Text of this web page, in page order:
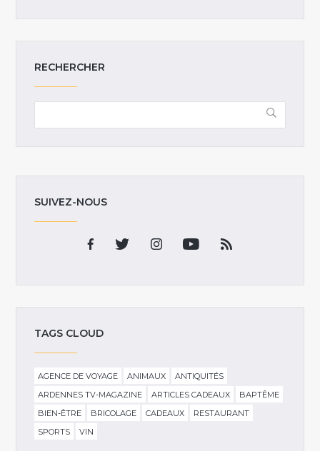
RECHERCHER
SUIVEZ-NOUS
TAGS CLOUD
AGENCE DE VOYAGE ANIMAUX
ANTIQUITÉS
ARDENNES TV-MAGAZINE
ARTICLES CADEAUX
BAPTÊME
BIEN-ÊTRE
BRICOLAGE CADEAUX
RESTAURANT
SPORTS
VIN